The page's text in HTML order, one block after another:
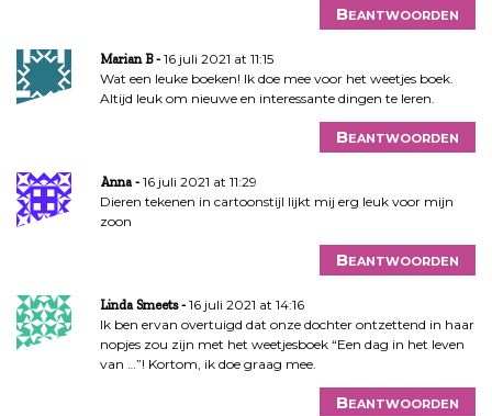
Beantwoorden
Marian B
16 juli 2021 at 11:15
Wat een leuke boeken! Ik doe mee voor het weetjes boek.
Altijd leuk om nieuwe en interessante dingen te leren.
Beantwoorden
Anna
16 juli 2021 at 11:29
Dieren tekenen in cartoonstijl lijkt mij erg leuk voor mijn
zoon
Beantwoorden
Linda Smeets
16 juli 2021 at 14:16
Ik ben ervan overtuigd dat onze dochter ontzettend in haar
nopjes zou zijn met het weetjesboek “Een dag in het leven
van …”! Kortom, ik doe graag mee.
Beantwoorden